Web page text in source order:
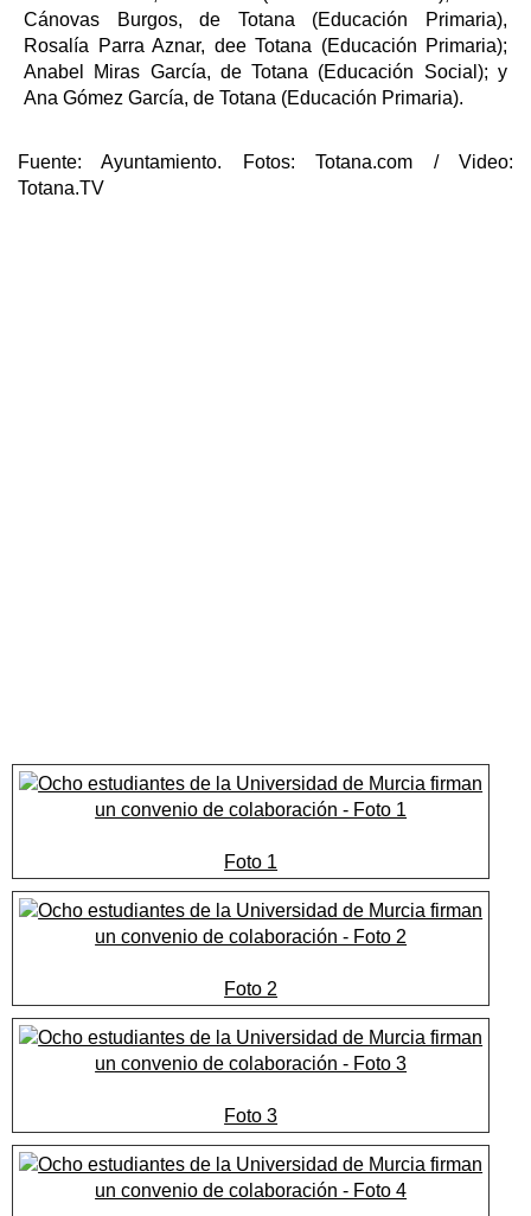
Cánovas Burgos, de Totana (Educación Primaria),
Rosalía Parra Aznar, dee Totana (Educación Primaria);
Anabel Miras García, de Totana (Educación Social); y
Ana Gómez García, de Totana (Educación Primaria).
Fuente:Ayuntamiento. Fotos: Totana.com / Video:
Totana.TV
Foto 1
Foto 2
Foto 3